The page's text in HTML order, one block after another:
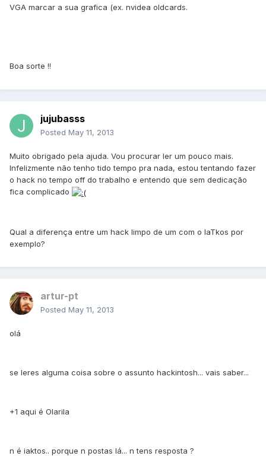
VGA marcar a sua grafica (ex. nvidea oldcards.
Boa sorte !!
jujubasss
Posted May 11, 2013
Muito obrigado pela ajuda. Vou procurar ler um pouco mais.
Infelizmente não tenho tido tempo pra nada, estou tentando fazer
o hack no tempo off do trabalho e entendo que sem dedicação
fica complicado
Qual a diferença entre um hack limpo de um com o IaTkos por
exemplo?
artur-pt
Posted May 11, 2013
olá
se leres alguma coisa sobre o assunto hackintosh... vais saber...
+1 aqui é Olarila
n é iaktos.. porque n postas lá... n tens resposta ?